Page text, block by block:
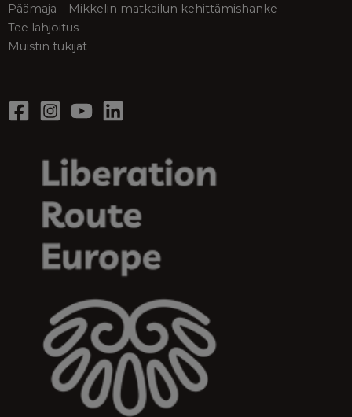
Päämaja – Mikkelin matkailun kehittämishanke
Tee lahjoitus
Muistin tukijat